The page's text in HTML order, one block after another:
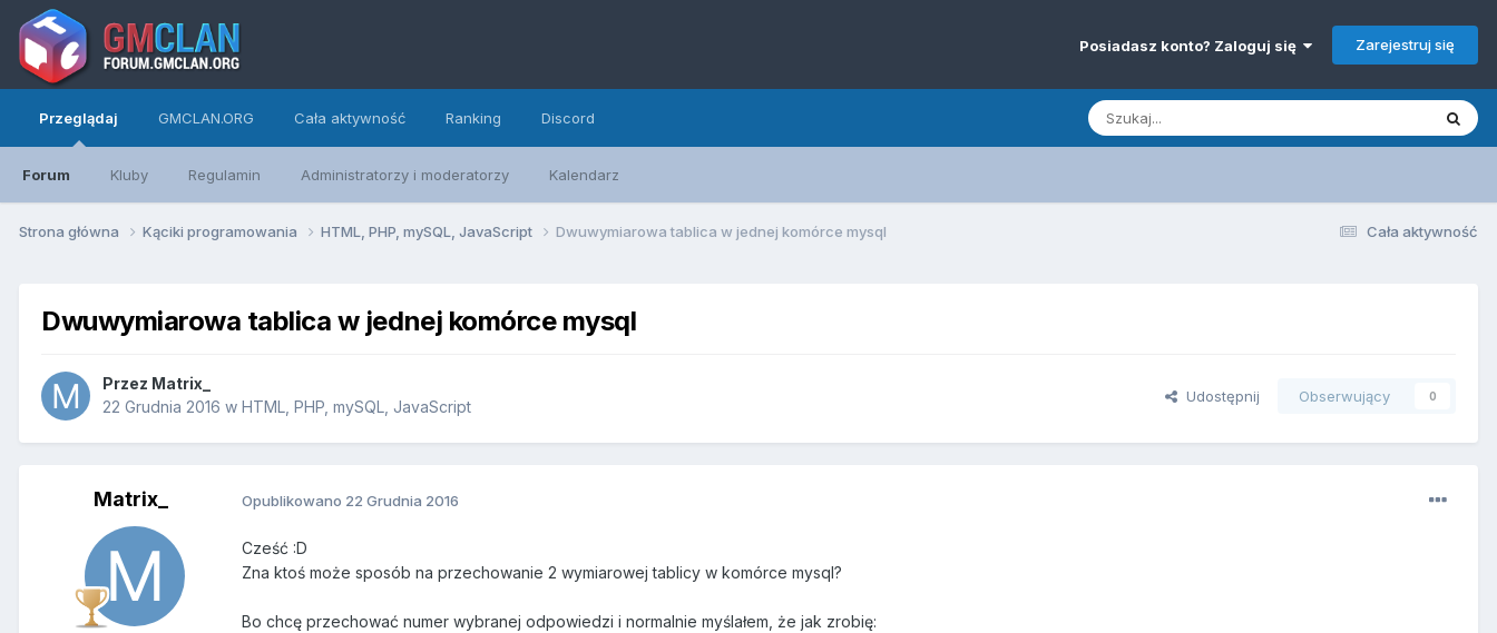
Posiadasz konto? Zaloguj się Zarejestruj się
Przeglądaj
Forum Kluby Regulamin Administratorzy i moderatorzy Kalendarz
GMCLAN.ORG Cała aktywność Ranking Discord
Cała aktywność
Strona główna Kąciki programowania HTML, PHP, mySQL, JavaScript Dwuwymiarowa tablica w jednej komórce mysql
Dwuwymiarowa tablica w jednej komórce mysql
Przez Matrix_
22 Grudnia 2016 w HTML, PHP, mySQL, JavaScript
Udostępnij Obserwujący 0
Matrix_ Opublikowano 22 Grudnia 2016
Cześć :D
Zna ktoś może sposób na przechowanie 2 wymiarowej tablicy w komórce mysql?
Bo chcę przechować numer wybranej odpowiedzi i normalnie myślałem, że jak zrobię: